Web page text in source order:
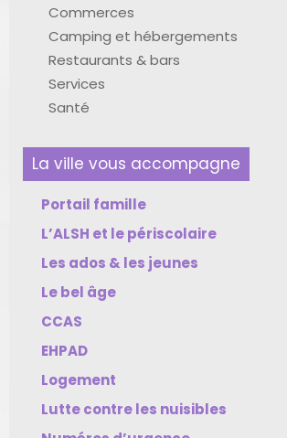
Commerces
Camping et hébergements
Restaurants & bars
Services
Santé
La ville vous accompagne
Portail famille
L’ALSH et le périscolaire
Les ados & les jeunes
Le bel âge
CCAS
EHPAD
Logement
Lutte contre les nuisibles